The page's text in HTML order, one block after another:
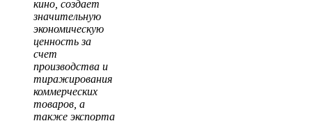
кино, создает
значительную
экономическую
ценность за
счет
производства и
тиражирования
коммерческих
товаров, а
также экспорта